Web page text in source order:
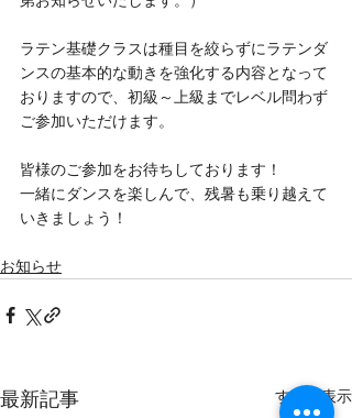
ラテン基礎クラスは種目を絞らずにラテンダ
ンスの基本的な動きを強化する内容となって
おりますので、初級～上級までレベル問わず
ご参加いただけます。
皆様のご参加をお待ちしております！
一緒にダンスを楽しんで、残暑も乗り越えて
いきましょう！
お知らせ
最新記事 すべて表示